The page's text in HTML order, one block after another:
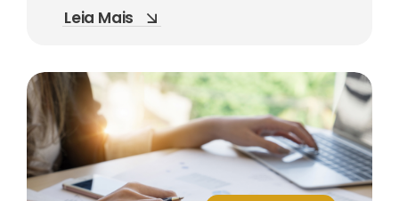
Leia Mais